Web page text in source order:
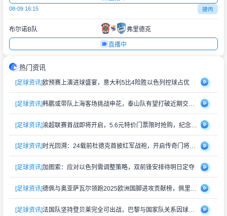
08-09 16:15 捷丙
布尔诺B队 弗里德克
直播中
热门资讯
[足球资讯]欧预赛上演进球盛宴，意大利5比4险胜以色列控球占优
[足球资讯]
[足球资讯] 渝超联赛首战即将开启，5.6元特价门票限时抢购，纪念礼品同步赠送
[足球资讯] 时光回溯：24载前杜德克首披红军战袍，开启传奇门将生涯
[足球资讯]加图索：应对以色列需调整策略，双前锋安排待明日定夺
[足球资讯] 德佩与奥亚萨瓦尔领跑2025欧洲国脚进攻贡献榜，佩里西奇紧随其后
[足球资讯] 法国队坚持登贝莱完全可出战，巴黎与国家队关系因球员伤情再度紧张